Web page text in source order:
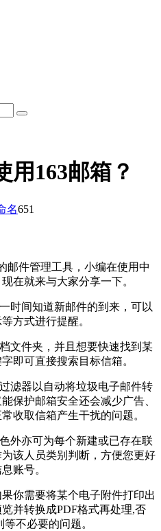
用163邮箱？
名651
邮件管理工具，小编在使用中
在就来与大家分享一下。
时间知道新邮件的到来，可以
方式进行提醒。
文件夹，并且想要快速找到某
即可直接搜索目标信箱。
滤器以自动将垃圾电子邮件转
保护邮箱安全还会减少广告、
收取信箱产生干扰的问题。
外亦可为每个新建或已存在联
该人员类别判断，方便您更好
账号。
你需要将某个电子附件打印出
并转换成PDF格式再处理,否
不必要的问题。